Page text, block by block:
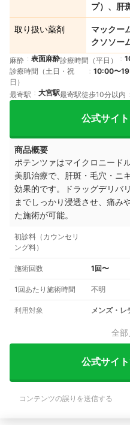
プ）、肝
取り扱い薬剤
マックー
クソソー
麻酔 表面麻酔診療時間（平日）
診療時間（土日・祝
日）
10:00〜
最寄駅 大宮駅最寄駅徒歩10分以内
公式サイ
商品概要
ポテンツァはマイクロニード
美肌治療で、肝斑・毛穴・ニ
効果的です。ドラッグデリバ
までしっかり浸透させ、痛み
た施術が可能。
初診料（カウンセリ
ング料）
施術回数 1回〜
1回あたり施術時間 不明
利用対象 メンズ・レ
全部
公式サイ
コンテンツの誤りを送信する